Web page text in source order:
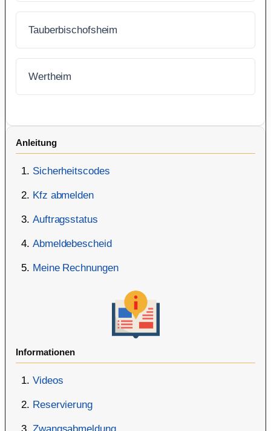
Anleitung
Sicherheitscodes
Kfz abmelden
Auftragsstatus
Abmeldebescheid
Meine Rechnungen
Informationen
Videos
Reservierung
Zwangsabmeldung
Tauberbischofsheim
Wertheim